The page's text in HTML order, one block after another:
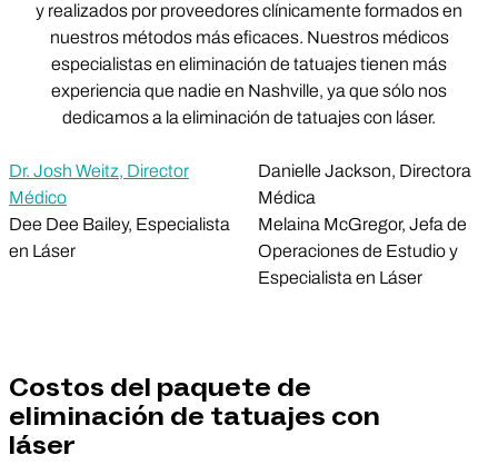
y realizados por proveedores clínicamente formados en
nuestros métodos más eficaces. Nuestros médicos
especialistas en eliminación de tatuajes tienen más
experiencia que nadie en Nashville, ya que sólo nos
dedicamos a la eliminación de tatuajes con láser.
Dr. Josh Weitz, Director
Médico
Danielle Jackson, Directora
Médica
Dee Dee Bailey, Especialista
en Láser
Melaina McGregor, Jefa de
Operaciones de Estudio y
Especialista en Láser
Costos del paquete de
eliminación de tatuajes con
láser